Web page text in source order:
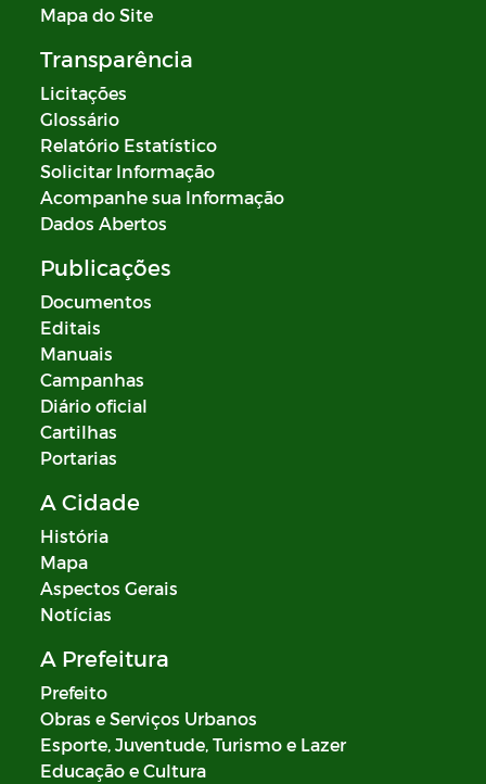
Mapa do Site
Transparência
Licitações
Glossário
Relatório Estatístico
Solicitar Informação
Acompanhe sua Informação
Dados Abertos
Publicações
Documentos
Editais
Manuais
Campanhas
Diário oficial
Cartilhas
Portarias
A Cidade
História
Mapa
Aspectos Gerais
Notícias
A Prefeitura
Prefeito
Obras e Serviços Urbanos
Esporte, Juventude, Turismo e Lazer
Educação e Cultura